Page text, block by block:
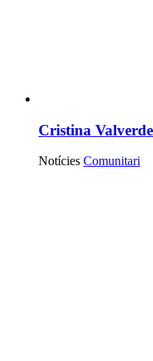
Cristina
Notícies Comunitari